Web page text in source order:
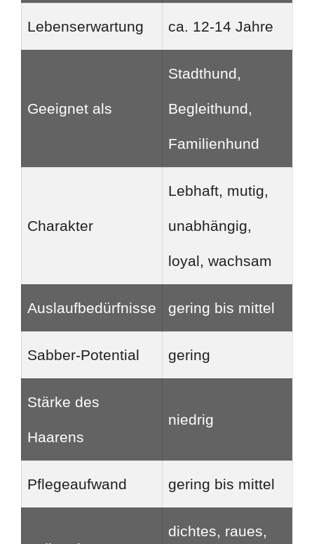
Lebenserwartung ca. 12-14 Jahre
Geeignet als
Stadthund,
Begleithund,
Familienhund
Charakter
Lebhaft, mutig,
unabhängig,
loyal, wachsam
Auslaufbedürfnisse gering bis mittel
Sabber-Potential gering
Stärke des
Haarens
niedrig
Pflegeaufwand gering bis mittel
dichtes, raues,